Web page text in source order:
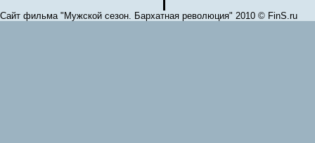
Сайт фильма "Мужской сезон. Бархатная революция" 2010 © FinS.ru